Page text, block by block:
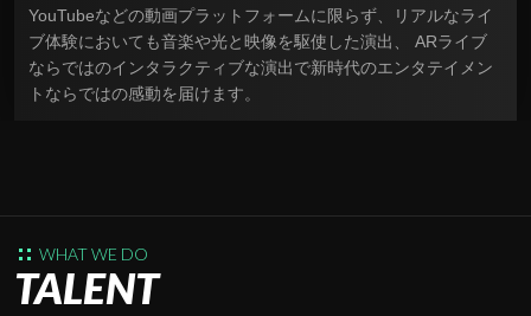
YouTubeなどの動画プラットフォームに限らず、リアルなライ
ブ体験においても音楽や光と映像を駆使した演出、 ARライブ
ならではのインタラクティブな演出で新時代のエンタテイメン
トならではの感動を届けます。
WHAT WE DO
TALENT